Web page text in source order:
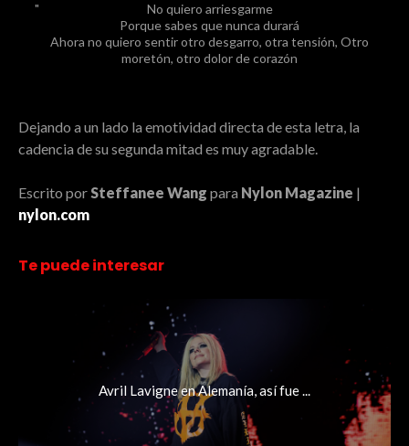
No quiero arriesgarme
Porque sabes que nunca durará
Ahora no quiero sentir otro desgarro, otra tensión, Otro
moretón, otro dolor de corazón
Dejando a un lado la emotividad directa de esta letra, la
cadencia de su segunda mitad es muy agradable.
Escrito porSteffanee Wang para Nylon Magazine |
nylon.com
Te puede interesar
Avril Lavigne en Alemanía, así fue ...